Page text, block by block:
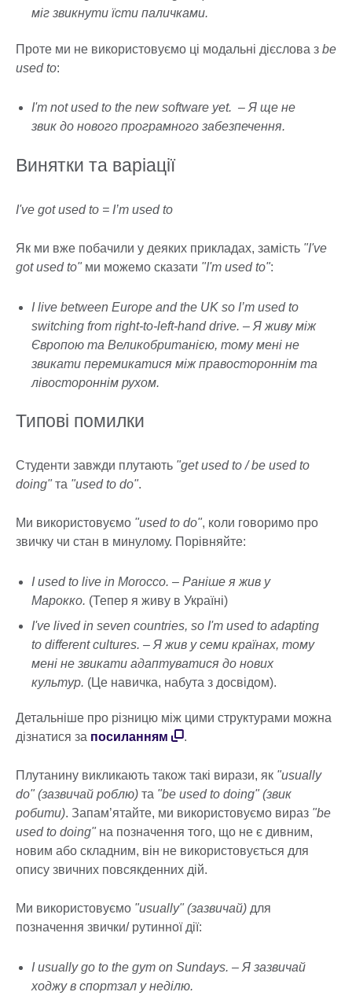
міг звикнути їсти паличками.
Проте ми не використовуємо ці модальні дієслова з be
used to:
I'm not used to the new software yet. – Я ще не
звик до нового програмного забезпечення.
Винятки та варіації
I've got used to = I’m used to
Як ми вже побачили у деяких прикладах, замість "I've
got used to"ми можемо сказати "I'm used to":
I live between Europe and the UK so I’m used to
switching from right-to-left-hand drive. – Я живу між
Європою та Великобританією, тому мені не
звикати перемикатися між правостороннім та
лівостороннім рухом.
Типові помилки
Студенти завжди плутають "get used to / be used to
doing"та "used to do".
Ми використовуємо "used to do", коли говоримо про
звичку чи стан в минулому. Порівняйте:
I used to live in Morocco. – Раніше я жив у
Марокко. (Тепер я живу в Україні)
I've lived in seven countries, so I'm used to adapting
to different cultures. – Я жив у семи країнах, тому
мені не звикати адаптуватися до нових
культур. (Це навичка, набута з досвідом).
Детальніше про різницю між цими структурами можна
дізнатися за посиланням .
Плутанину викликають також такі вирази, як "usually
do" (зазвичай роблю) та "be used to doing" (звик
робити). Запам’ятайте, ми використовуємо вираз "be
used to doing"на позначення того, що не є дивним,
новим або складним, він не використовується для
опису звичних повсякденних дій.
Ми використовуємо "usually" (зазвичай) для
позначення звички/ рутинної дії:
I usually go to the gym on Sundays. – Я зазвичай
ходжу в спортзал у неділю.